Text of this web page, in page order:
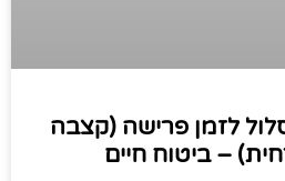
לזמן פרישה (קצבה
– ביטוח חיים